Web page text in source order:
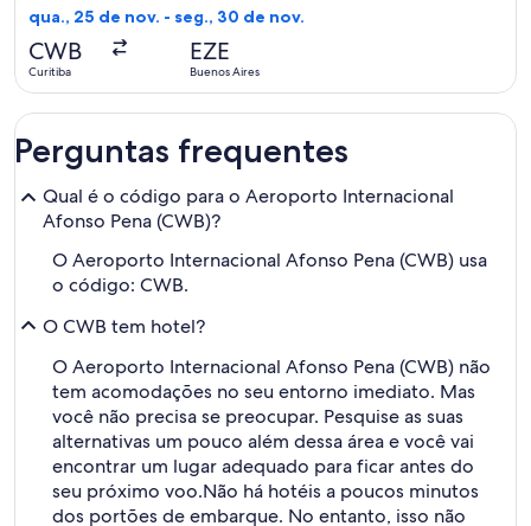
horas
qua., 25 de nov. - seg., 30 de nov.
CWB
Curitiba
EZE
Buenos Aires
Perguntas frequentes
Qual é o código para o Aeroporto Internacional
Afonso Pena (CWB)?
O Aeroporto Internacional Afonso Pena (CWB) usa
o código: CWB.
O CWB tem hotel?
O Aeroporto Internacional Afonso Pena (CWB) não
tem acomodações no seu entorno imediato. Mas
você não precisa se preocupar. Pesquise as suas
alternativas um pouco além dessa área e você vai
encontrar um lugar adequado para ficar antes do
seu próximo voo.Não há hotéis a poucos minutos
dos portões de embarque. No entanto, isso não